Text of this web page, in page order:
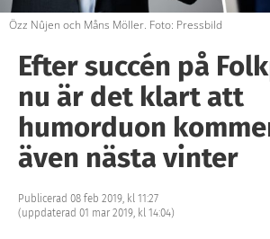
Özz Nûjen och Måns Möller. Foto: Pressbild
Efter succén på
nu är det klart att
humorduon
även nästa vinter
Publicerad 08 feb 2019, kl 11:27
(uppdaterad 01 mar 2019, kl 14:04)